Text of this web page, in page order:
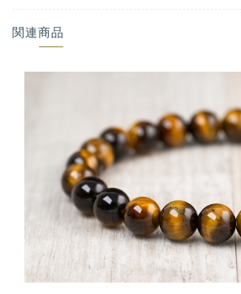
関連商品